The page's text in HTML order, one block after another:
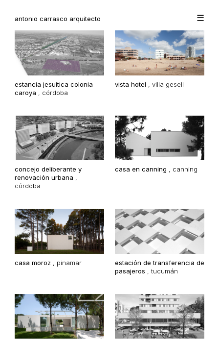
antonio carrasco arquitecto ☰
estancia jesuítica colonia
caroya
córdoba
vista hotel villa gesell
concejo deliberante y
renovación urbana
córdoba
casa en canning canning
casa moroz pinamar
estación de transferencia de
pasajeros
tucumán